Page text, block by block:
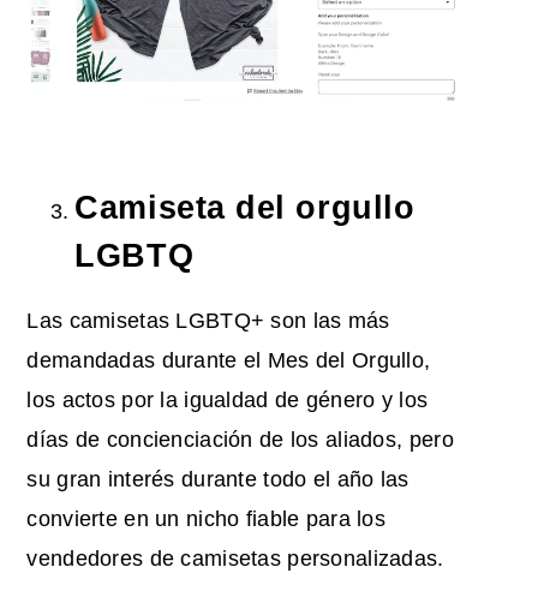
Camiseta del orgullo
LGBTQ
Las camisetas LGBTQ+ son las más
demandadas durante el Mes del Orgullo,
los actos por la igualdad de género y los
días de concienciación de los aliados, pero
su gran interés durante todo el año las
convierte en un nicho fiable para los
vendedores de camisetas personalizadas.